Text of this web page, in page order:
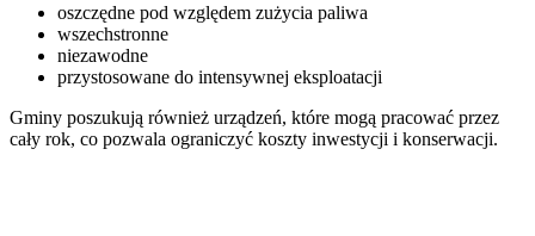
oszczędne pod względem zużycia paliwa
wszechstronne
niezawodne
przystosowane do intensywnej eksploatacji
Gminy poszukują również urządzeń, które mogą pracować przez
cały rok, co pozwala ograniczyć koszty inwestycji i konserwacji.